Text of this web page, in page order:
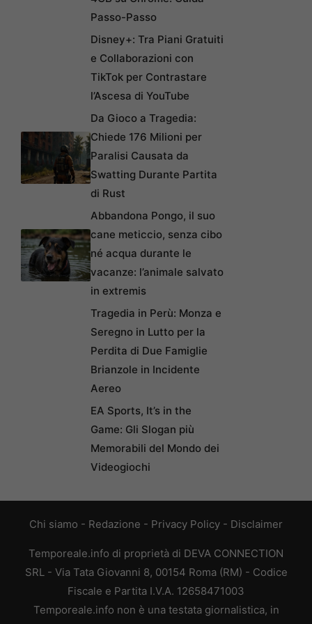
Passo-Passo
Disney+: Tra Piani Gratuiti
e Collaborazioni con
TikTok per Contrastare
l’Ascesa di YouTube
Da Gioco a Tragedia:
Chiede 176 Milioni per
Paralisi Causata da
Swatting Durante Partita
di Rust
Abbandona Pongo, il suo
cane meticcio, senza cibo
né acqua durante le
vacanze: l’animale salvato
in extremis
Tragedia in Perù: Monza e
Seregno in Lutto per la
Perdita di Due Famiglie
Brianzole in Incidente
Aereo
EA Sports, It’s in the
Game: Gli Slogan più
Memorabili del Mondo dei
Videogiochi
Chi siamo - Redazione - Privacy Policy - Disclaimer
Temporeale.info di proprietà di DEVA CONNECTION
SRL - Via Tata Giovanni 8, 00154 Roma (RM) - Codice
Fiscale e Partita I.V.A. 12658471003
Temporeale.info non è una testata giornalistica, in